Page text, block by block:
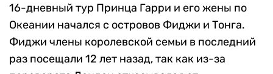
16-дневный тур Принца Гарри и его жены по
Океании начался с островов Фиджи и Тонга.
Фиджи члены королевской семьи в последний
раз посещали 12 лет назад, так как из-за